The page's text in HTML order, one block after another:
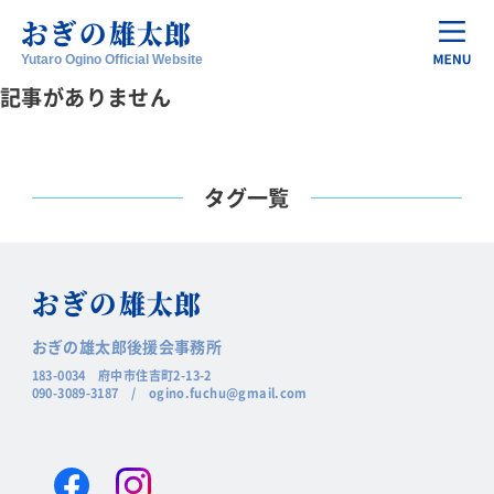
おぎの雄太郎
Yutaro Ogino Official Website
記事がありません
タグ一覧
おぎの雄太郎
おぎの雄太郎後援会事務所
183-0034 府中市住吉町2-13-2
090-3089-3187 / ogino.fuchu@gmail.com
Facebook